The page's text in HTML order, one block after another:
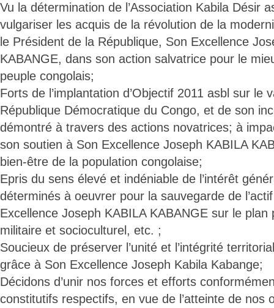
Vu la détermination de l’Association Kabila Désir
vulgariser les acquis de la révolution de la
le Président de la République, Son Excellence
KABANGE, dans son action salvatrice pour le
peuple congolais;
Forts de l’implantation d’Objectif 2011 asbl sur le
République Démocratique du Congo, et de son
démontré à travers des actions novatrices; à
son soutien à Son Excellence Joseph KABILA
bien-être de la population congolaise;
Epris du sens élevé et indéniable de l’intérêt
déterminés à oeuvrer pour la sauvegarde de
Excellence Joseph KABILA KABANGE sur le plan
militaire et socioculturel, etc. ;
Soucieux de préserver l’unité et l’intégrité
grâce à Son Excellence Joseph Kabila Kabange;
Décidons d’unir nos forces et efforts
constitutifs respectifs, en vue de l’atteinte de nos